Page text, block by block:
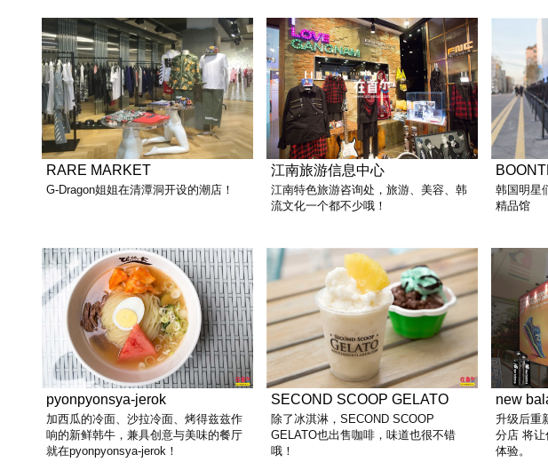
RARE MARKET
G-Dragon姐姐在清潭洞开设的潮店！
江南旅游信息中心
江南特色旅游咨询处，旅游、美容、韩
流文化一个都不少哦！
韩国明星
精品馆
pyonpyonsya-jerok
加西瓜的冷面、沙拉冷面、烤得兹兹作
响的新鲜韩牛，兼具创意与美味的餐厅
就在pyonpyonsya-jerok！
SECOND SCOOP GELATO
除了冰淇淋，SECOND SCOOP
GELATO也出售咖啡，味道也很不错
哦！
new
升级后重
分店 将
体验。